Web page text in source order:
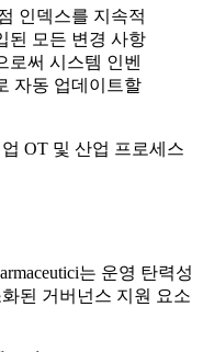
인덱스를 지속적
된 모든 변경 사항
로써 시스템 인벤
자동 업데이트할
업 OT 및 산업 프로세스
는 운영 탄력성
된 거버넌스 지원 요소